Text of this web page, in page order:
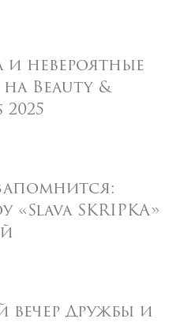
и невероятные
на Beauty &
SKRIPKA»
Дружбы и